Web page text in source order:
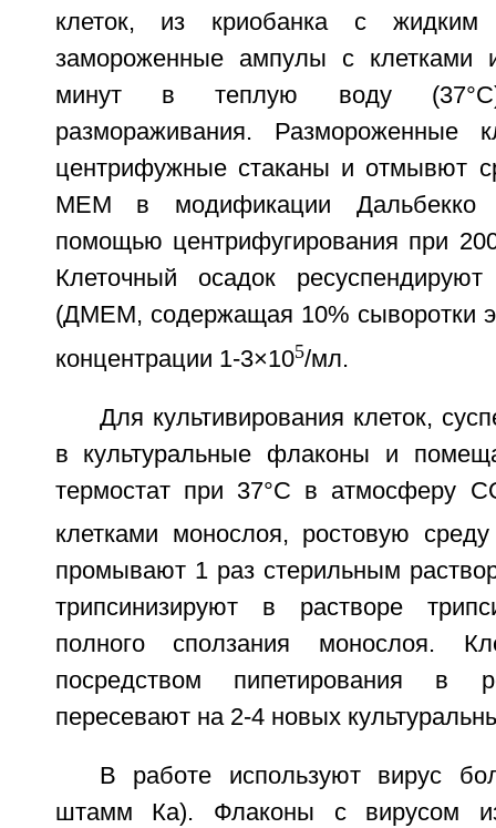
клеток, из криобанка с жидким
замороженные ампулы с
минут в теплую воду
размораживания. Размороженные
центрифужные стаканы и отмывют
MEM в модификации
помощью центрифугирования при
Клеточный осадок
(ДМЕМ, содержащая 10% сыворотки
концентрации 1-3×105/мл.
Для культивирования клеток,
в культуральные флаконы и
термостат при 37°С в атмосферу
клетками монослоя, ростовую
промывают 1 раз стерильным
трипсинизируют в растворе
полного сползания монослоя.
посредством пипетирования в
пересевают на 2-4 новых
В работе используют вирус
штамм Ка). Флаконы с вирусом